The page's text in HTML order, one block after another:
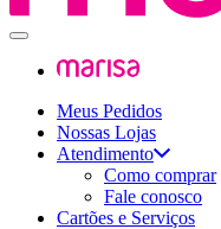
Meus Pedidos
Nossas Lojas
Atendimento
Como comprar
Fale conosco
Cartões e Serviços